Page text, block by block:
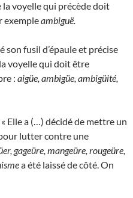
la voyelle qui précède doit
exempleambiguë.
son fusil d’épaule et précise
voyelle qui doit être
: aigüe, ambigüe, ambigüité,
Elle a (…) décidé de mettre un
lutter contre une
gageüre, mangeüre, rougeüre,
a été laissé de côté. On